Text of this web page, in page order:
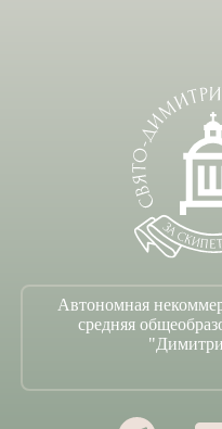
Автономная
средняя